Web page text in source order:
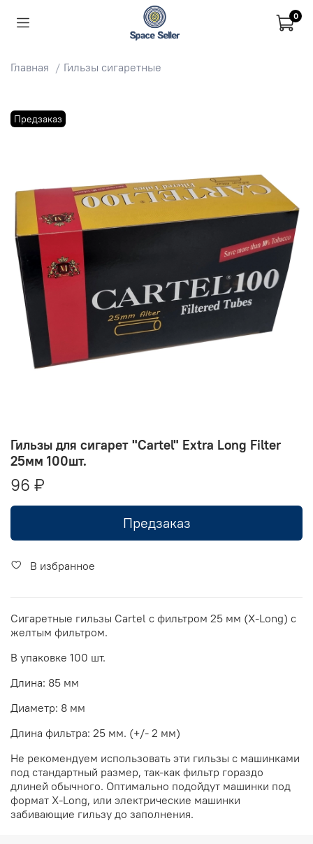
0
Главная Гильзы сигаретные
Предзаказ
Гильзы для сигарет "Cartel" Extra Long Filter
25мм 100шт.
96 ₽
Предзаказ
В избранное
Сигаретные гильзы Сartel с фильтром 25 мм (X-Long) с
желтым фильтром.
В упаковке 100 шт.
Длина: 85 мм
Диаметр: 8 мм
Длина фильтра: 25 мм. (+/- 2 мм)
Не рекомендуем использовать эти гильзы с машинками
под стандартный размер, так-как фильтр гораздо
длиней обычного. Оптимально подойдут машинки под
формат X-Long, или электрические машинки
забивающие гильзу до заполнения.